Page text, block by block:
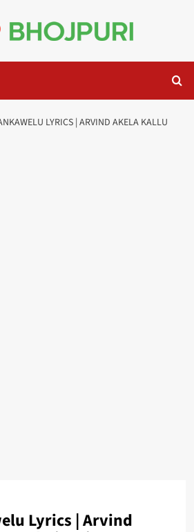
LYRICS | ARVIND AKELA KALLU
Lyrics | Arvind